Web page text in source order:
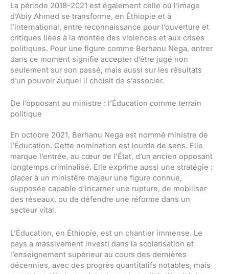
La période 2018-2021 est également celle où l’image
d’Abiy Ahmed se transforme, en Éthiopie et à
l’international, entre reconnaissance pour l’ouverture et
critiques liées à la montée des violences et aux crises
politiques. Pour une figure comme Berhanu Nega, entrer
dans ce moment signifie accepter d’être jugé non
seulement sur son passé, mais aussi sur les résultats
d’un pouvoir auquel il choisit de s’associer.
De l’opposant au ministre : l’Éducation comme terrain
politique
En octobre 2021, Berhanu Nega est nommé ministre de
l’Éducation. Cette nomination est lourde de sens. Elle
marque l’entrée, au cœur de l’État, d’un ancien opposant
longtemps criminalisé. Elle exprime aussi une stratégie :
placer à un ministère majeur une figure connue,
supposée capable d’incarner une rupture, de mobiliser
des réseaux, ou de défendre une réforme dans un
secteur vital.
L’Éducation, en Éthiopie, est un chantier immense. Le
pays a massivement investi dans la scolarisation et
l’enseignement supérieur au cours des dernières
décennies, avec des progrès quantitatifs notables, mais